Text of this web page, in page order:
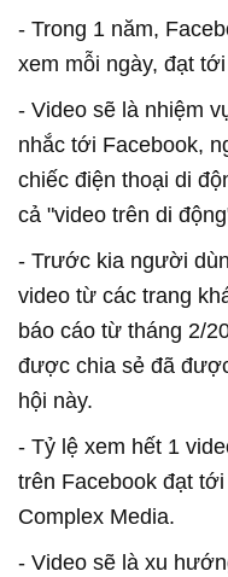
- Trong 1 năm,
xem mỗi ngày, đạt
- Video sẽ là nhiệm
nhắc tới Facebook,
chiếc điện thoại di
cả "video trên di
- Trước kia người
video từ các trang
báo cáo từ tháng 2/
được chia sẻ đã
hội này.
- Tỷ lệ xem hết 1
trên Facebook đạt
Complex Media.
- Video sẽ là xu